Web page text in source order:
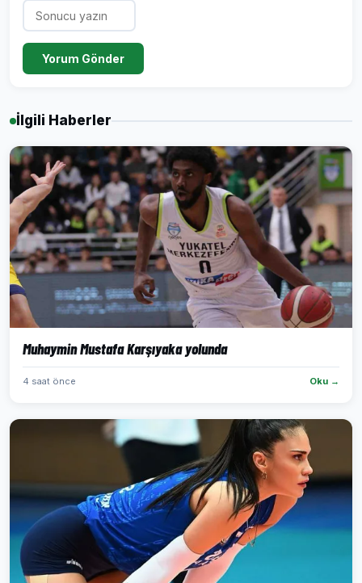
Yorum Gönder
İlgili Haberler
Muhaymin Mustafa Karşıyaka yolunda
4 saat önce Oku →